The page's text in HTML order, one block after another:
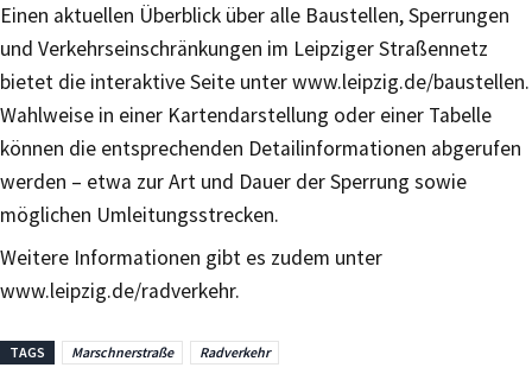
Einen aktuellen Überblick über alle Baustellen, Sperrungen
und Verkehrseinschränkungen im Leipziger Straßennetz
bietet die interaktive Seite unter www.leipzig.de/baustellen.
Wahlweise in einer Kartendarstellung oder einer Tabelle
können die entsprechenden Detailinformationen abgerufen
werden – etwa zur Art und Dauer der Sperrung sowie
möglichen Umleitungsstrecken.
Weitere Informationen gibt es zudem unter
www.leipzig.de/radverkehr.
TAGS Marschnerstraße Radverkehr